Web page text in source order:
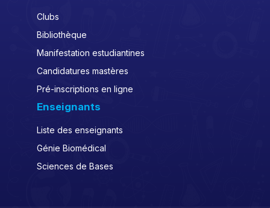
Clubs
Bibliothèque
Manifestation estudiantines
Candidatures mastères
Pré-inscriptions en ligne
Enseignants
Liste des enseignants
Génie Biomédical
Sciences de Bases